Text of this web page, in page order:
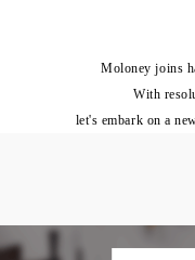
Moloney joins
With
let's embark on a